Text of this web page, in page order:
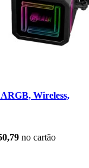
Wireless,
no cartão